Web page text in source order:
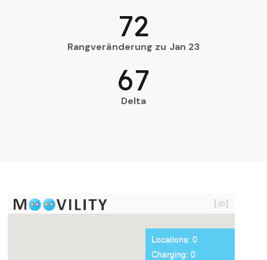
Rangveränderung zu Jan 23
72
Delta
67